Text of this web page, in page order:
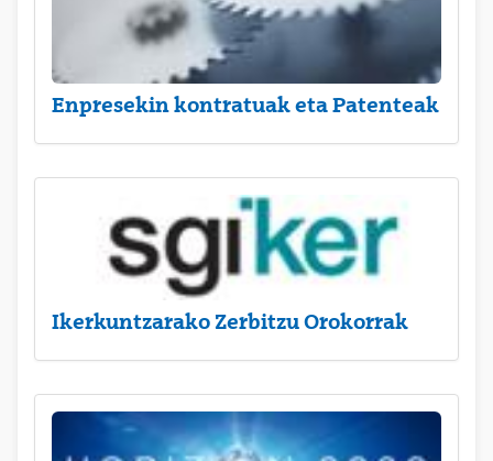
Enpresekin kontratuak eta Patenteak
Ikerkuntzarako Zerbitzu Orokorrak